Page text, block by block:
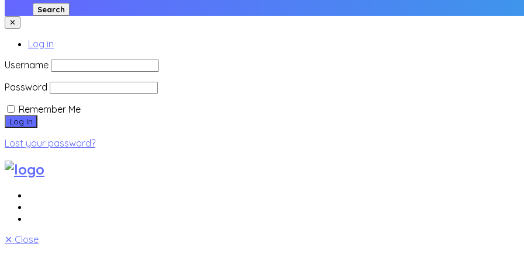
Search
✕
Log in
Username
Password
Remember Me
Lost your password?
✕ Close